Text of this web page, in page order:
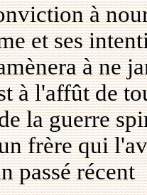
à
et ses
à ne
à l'affût de
la guerre
frère qui
passé récent